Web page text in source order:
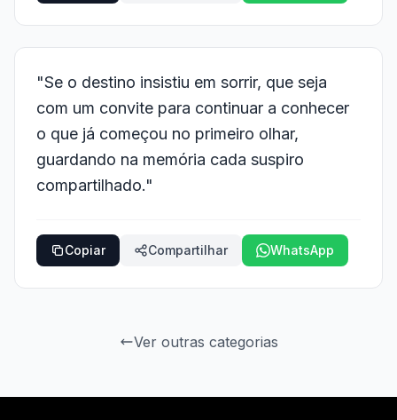
"Se o destino insistiu em sorrir, que seja
com um convite para continuar a conhecer
o que já começou no primeiro olhar,
guardando na memória cada suspiro
compartilhado."
Copiar Compartilhar WhatsApp
Ver outras categorias